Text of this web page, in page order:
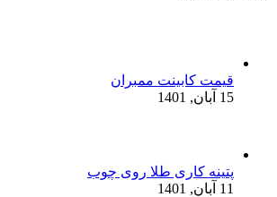
قیمت کابینت ممبران
15 آبان, 1401
پتینه کاری طلا روی چوب
11 آبان, 1401